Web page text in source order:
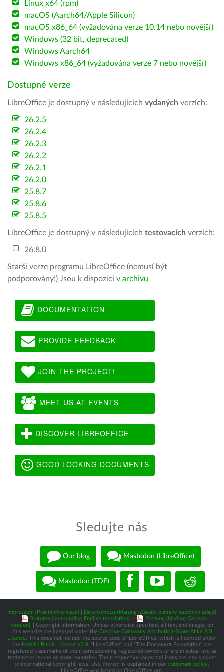
Linux x64 (rpm)
macOS (Aarch64/Apple Silicon)
macOS x86_64 (vyžadována verze 10.14 nebo novější)
Windows (32 bit, deprecated)
Windows Aarch64
Windows x86_64 (vyžadována verze 7 nebo novější)
Dostupné verze
LibreOffice je dostupný v následujících vydaných verzích:
26.2.5
26.2.4
26.2.3
26.2.2
26.2.1
26.2.0
25.8.7
25.8.6
25.8.5
LibreOffice je dostupný v následujících testovacích verzích:
26.8.0
Starší verze programu LibreOffice (nemusí být
podporovány!) Jsou k dispozici v archivu
DOCUMENTATION
PROVIDE FEEDBACK
JOIN THE PROJECT!
MEET US AT EVENTS
DISCOVER LIBREOFFICE
GOOD LOOKING DOCUMENTS
Sledujte nás
Our blog Mastodon (LibreOffice)
Mastodon (TDF)
Impressum (Právní informace)
Datenschutzerklärung (Zásady ochrany osobních údajů)
Statutes (non-binding English translation) -
Satzung (binding German
version)
| Copyright information: Unless otherwise specified, all text and images on
this website are licensed under the Creative Commons Attribution-Share Alike 3.0
License . This does not include the source code of LibreOffice, which is licensed under
the Mozilla Public License v2.0 . “LibreOffice” and “The Document Foundation” are
registered trademarks of their corresponding registered owners or are in actual use as
trademarks in one or more countries. Their respective logos and icons are also subject
to international copyright laws. Use thereof is explained in our trademark policy
LibreOffice was based on OpenOffice.org.